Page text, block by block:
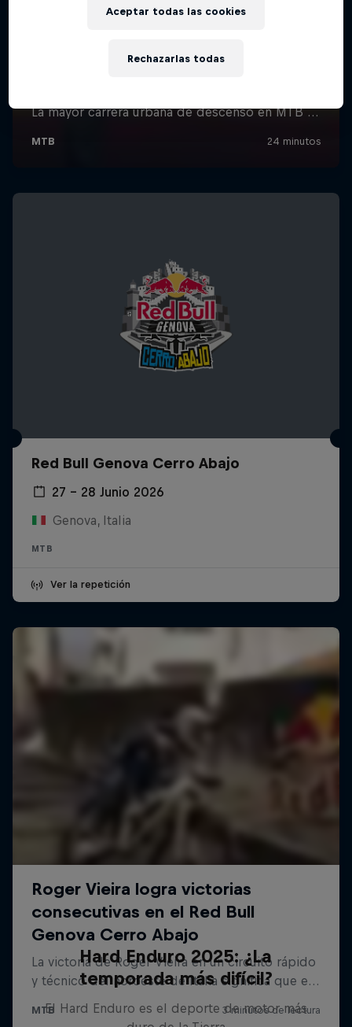
Red Bull Genova Cerro Abajo
27 – 28 Junio 2026
Genova, Italia
MTB
Ver la repetición
Hard Enduro 2025: ¿La
temporada más difícil?
El Hard Enduro es el deporte de motor más
Rechazarlas todas
Aceptar todas las cookies